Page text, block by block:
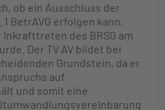
ob ein Ausschluss der
1 BetrAVG erfolgen kann,
des BRSG am
Der TV AV bildet bei
Grundstein, da er
auf
und somit eine